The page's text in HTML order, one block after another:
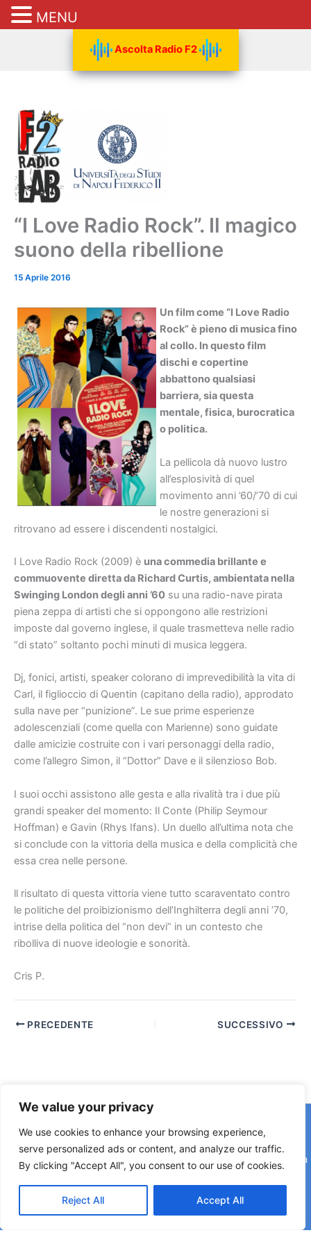
We value your privacy
We use cookies to enhance your browsing experience,
serve personalized ads or content, and analyze our traffic.
By clicking "Accept All", you consent to our use of cookies.
Reject All Accept All
Ascolta Radio F2
“I Love Radio Rock”. Il magico
suono della ribellione
15 Aprile 2016
Un film come “I Love Radio
Rock” è pieno di musica fino
al collo. In questo film
dischi e copertine
abbattono qualsiasi
barriera, sia questa
mentale, fisica, burocratica
o politica.
La pellicola dà nuovo lustro
all’esplosività di quel
movimento anni ’60/’70 di cui
le nostre generazioni si
ritrovano ad essere i discendenti nostalgici.
I Love Radio Rock (2009) è una commedia brillante e
commuovente diretta da Richard Curtis, ambientata nella
Swinging London degli anni ’60 su una radio-nave pirata
piena zeppa di artisti che si oppongono alle restrizioni
imposte dal governo inglese, il quale trasmetteva nelle radio
“di stato” soltanto pochi minuti di musica leggera.
Dj, fonici, artisti, speaker colorano di imprevedibilità la vita di
Carl, il figlioccio di Quentin (capitano della radio), approdato
sulla nave per “punizione”. Le sue prime esperienze
adolescenziali (come quella con Marienne) sono guidate
dalle amicizie costruite con i vari personaggi della radio,
come l’allegro Simon, il “Dottor” Dave e il silenzioso Bob.
I suoi occhi assistono alle gesta e alla rivalità tra i due più
grandi speaker del momento: Il Conte (Philip Seymour
Hoffman) e Gavin (Rhys Ifans). Un duello all’ultima nota che
si conclude con la vittoria della musica e della complicità che
essa crea nelle persone.
ll risultato di questa vittoria viene tutto scaraventato contro
le politiche del proibizionismo dell’Inghilterra degli anni ’70,
intrise della politica del “non devi” in un contesto che
ribolliva di nuove ideologie e sonorità.
Cris P.
PRECEDENTE SUCCESSIVO
Copyright © 2026 © F2 Radio Lab - Università degli Studi di
Napoli Federico II è una testata registrata presso il Tribunale di
Napoli. Aut. n.58 30-06-2006 Licenza SIAE n. 508/I/639 Società
MENU